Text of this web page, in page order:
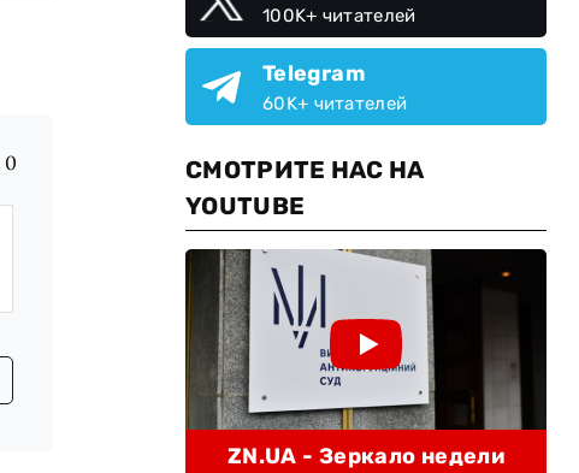
0
100K+ читателей
Telegram
60K+ читателей
СМОТРИТЕ НАС НА
YOUTUBE
ZN.UA - Зеркало недели